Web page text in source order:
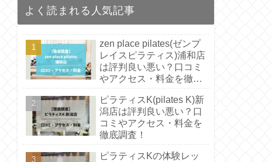
よく読まれる人気記事
zen place pilates(ゼンプ
レイスピラティス)浦和店
は評判良い悪い？口コミ
やアクセス・料金を徹底
ピラティスK(pilates K)新
潟店は評判良い悪い？口
コミやアクセス・料金を
徹底調査！
ピラティスKの体験レッ